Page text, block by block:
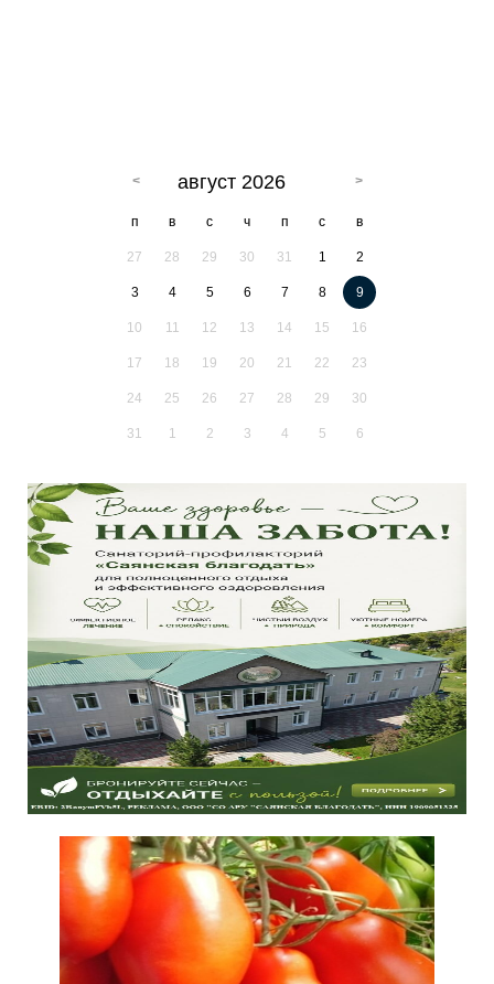
август 2026
п в с ч п с в
27 28 29 30 31 1 2
3 4 5 6 7 8 9
10 11 12 13 14 15 16
17 18 19 20 21 22 23
24 25 26 27 28 29 30
31 1 2 3 4 5 6